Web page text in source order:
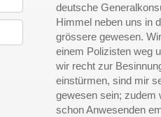
deutsche
Himmel neben uns in
grössere gewesen.
einem Polizisten weg
wir recht zur
einstürmen, sind mir
gewesen sein; zudem
schon Anwesenden